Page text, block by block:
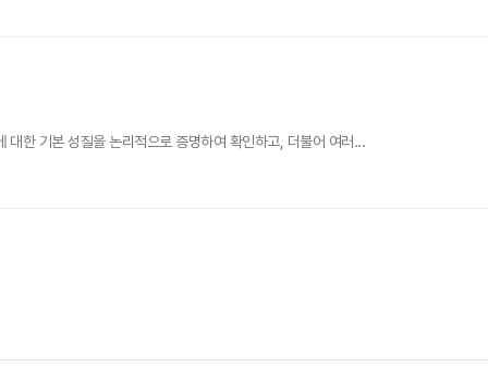
대한 기본 성질을 논리적으로 증명하여 확인하고, 더불어 여러...